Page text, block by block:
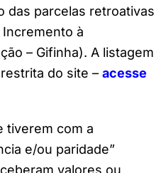
das parcelas retroativas
à
– Gifinha). A listagem
do site – acesse
tiverem com a
e/ou paridade”
valores ou